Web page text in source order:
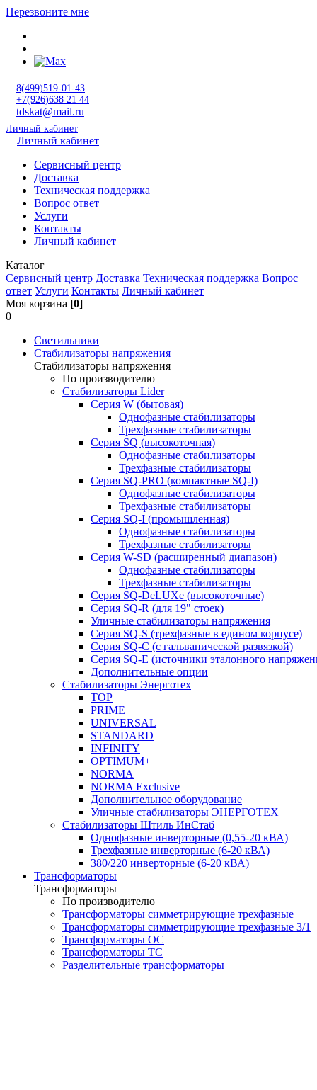
Перезвоните мне
8(499)519-01-43
+7(926)638 21 44
tdskat@mail.ru
Личный кабинет
Личный кабинет
Сервисный центр
Доставка
Техническая поддержка
Вопрос ответ
Услуги
Контакты
Личный кабинет
Каталог
Сервисный центр Доставка Техническая поддержка Вопрос
ответ Услуги Контакты Личный кабинет
Моя корзина [0]
0
Светильники
Стабилизаторы напряжения
Стабилизаторы напряжения
По производителю
Стабилизаторы Lider
Cерия W (бытовая)
Однофазные стабилизаторы
Трехфазные стабилизаторы
Серия SQ (высокоточная)
Однофазные стабилизаторы
Трехфазные стабилизаторы
Cерия SQ-PRO (компактные SQ-I)
Однофазные стабилизаторы
Трехфазные стабилизаторы
Серия SQ-I (промышленная)
Однофазные стабилизаторы
Трехфазные стабилизаторы
Серия W-SD (расширенный диапазон)
Однофазные стабилизаторы
Трехфазные стабилизаторы
Серия SQ-DeLUXe (высокоточные)
Серия SQ-R (для 19" стоек)
Уличные стабилизаторы напряжения
Серия SQ-S (трехфазные в едином корпусе)
Серия SQ-C (с гальванической развязкой)
Cерия SQ-E (источники эталонного
Дополнительные опции
Стабилизаторы Энерготех
TOP
PRIME
UNIVERSAL
STANDARD
INFINITY
OPTIMUM+
NORMA
NORMA Exclusive
Дополнительное оборудование
Уличные стабилизаторы ЭНЕРГОТЕХ
Стабилизаторы Штиль ИнСтаб
Однофазные инверторные (0,55-20 кВА)
Трехфазные инверторные (6-20 кВА)
380/220 инверторные (6-20 кВА)
Трансформаторы
Трансформаторы
По производителю
Трансформаторы симметрирующие трехфазные
Трансформаторы симметрирующие трехфазные 3/1
Трансформаторы ОС
Трансформаторы ТС
Разделительные трансформаторы